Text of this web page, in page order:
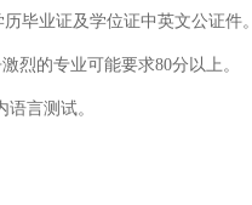
毕业证及学位证中英文公证件。
烈的专业可能要求80分以上。
言测试。